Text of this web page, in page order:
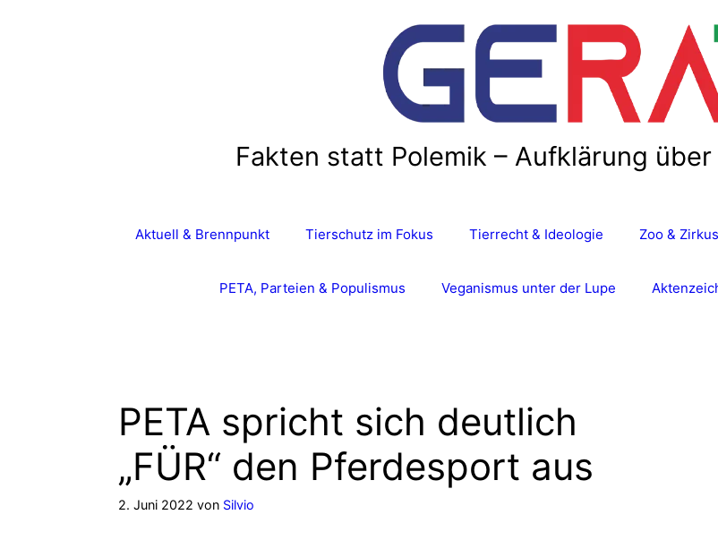
Fakten statt Polemik – Aufklärung
Aktuell & Brennpunkt Tierschutz im Fokus Tierrecht & Ideologie Zoo & Zirkus
PETA, Parteien & Populismus Veganismus unter der Lupe
PETA spricht sich deutlich
„FÜR“ den Pferdesport aus
2. Juni 2022 von Silvio